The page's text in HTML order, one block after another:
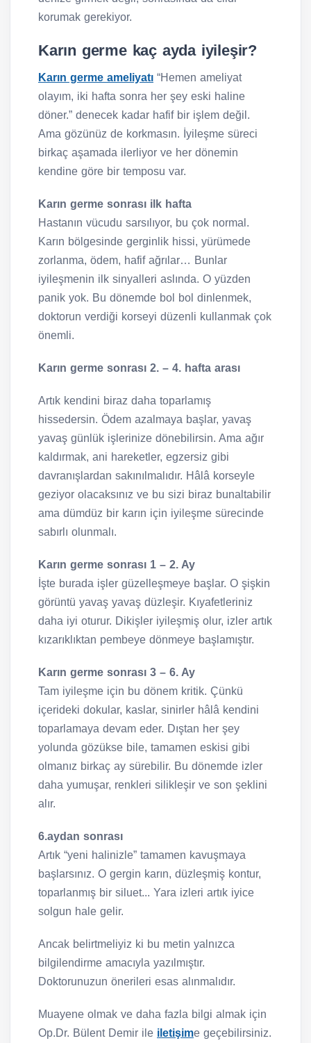
korumak gerekiyor.
Karın germe kaç ayda iyileşir?
Karın germe ameliyatı “Hemen ameliyat
olayım, iki hafta sonra her şey eski haline
döner.” denecek kadar hafif bir işlem değil.
Ama gözünüz de korkmasın. İyileşme süreci
birkaç aşamada ilerliyor ve her dönemin
kendine göre bir temposu var.
Karın germe sonrası ilk hafta
Hastanın vücudu sarsılıyor, bu çok normal.
Karın bölgesinde gerginlik hissi, yürümede
zorlanma, ödem, hafif ağrılar… Bunlar
iyileşmenin ilk sinyalleri aslında. O yüzden
panik yok. Bu dönemde bol bol dinlenmek,
doktorun verdiği korseyi düzenli kullanmak çok
önemli.
Karın germe sonrası 2. – 4. hafta arası
Artık kendini biraz daha toparlamış
hissedersin. Ödem azalmaya başlar, yavaş
yavaş günlük işlerinize dönebilirsin. Ama ağır
kaldırmak, ani hareketler, egzersiz gibi
davranışlardan sakınılmalıdır. Hâlâ korseyle
geziyor olacaksınız ve bu sizi biraz bunaltabilir
ama dümdüz bir karın için iyileşme sürecinde
sabırlı olunmalı.
Karın germe sonrası 1 – 2. Ay
İşte burada işler güzelleşmeye başlar. O şişkin
görüntü yavaş yavaş düzleşir. Kıyafetleriniz
daha iyi oturur. Dikişler iyileşmiş olur, izler artık
kızarıklıktan pembeye dönmeye başlamıştır.
Karın germe sonrası 3 – 6. Ay
Tam iyileşme için bu dönem kritik. Çünkü
içerideki dokular, kaslar, sinirler hâlâ kendini
toparlamaya devam eder. Dıştan her şey
yolunda gözükse bile, tamamen eskisi gibi
olmanız birkaç ay sürebilir. Bu dönemde izler
daha yumuşar, renkleri silikleşir ve son şeklini
alır.
6.aydan sonrası
Artık “yeni halinizle” tamamen kavuşmaya
başlarsınız. O gergin karın, düzleşmiş kontur,
toparlanmış bir siluet... Yara izleri artık iyice
solgun hale gelir.
Ancak belirtmeliyiz ki bu metin yalnızca
bilgilendirme amacıyla yazılmıştır.
Doktorunuzun önerileri esas alınmalıdır.
Muayene olmak ve daha fazla bilgi almak için
Op.Dr. Bülent Demir ile iletişime geçebilirsiniz.